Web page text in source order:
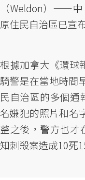
（Weldon）——中
原住民自治區已宣
根據加拿大《環球
騎警是在當地時間
民自治區的多個通
名嫌犯的照片和名
整之後，警方也才
知刺殺案造成10死